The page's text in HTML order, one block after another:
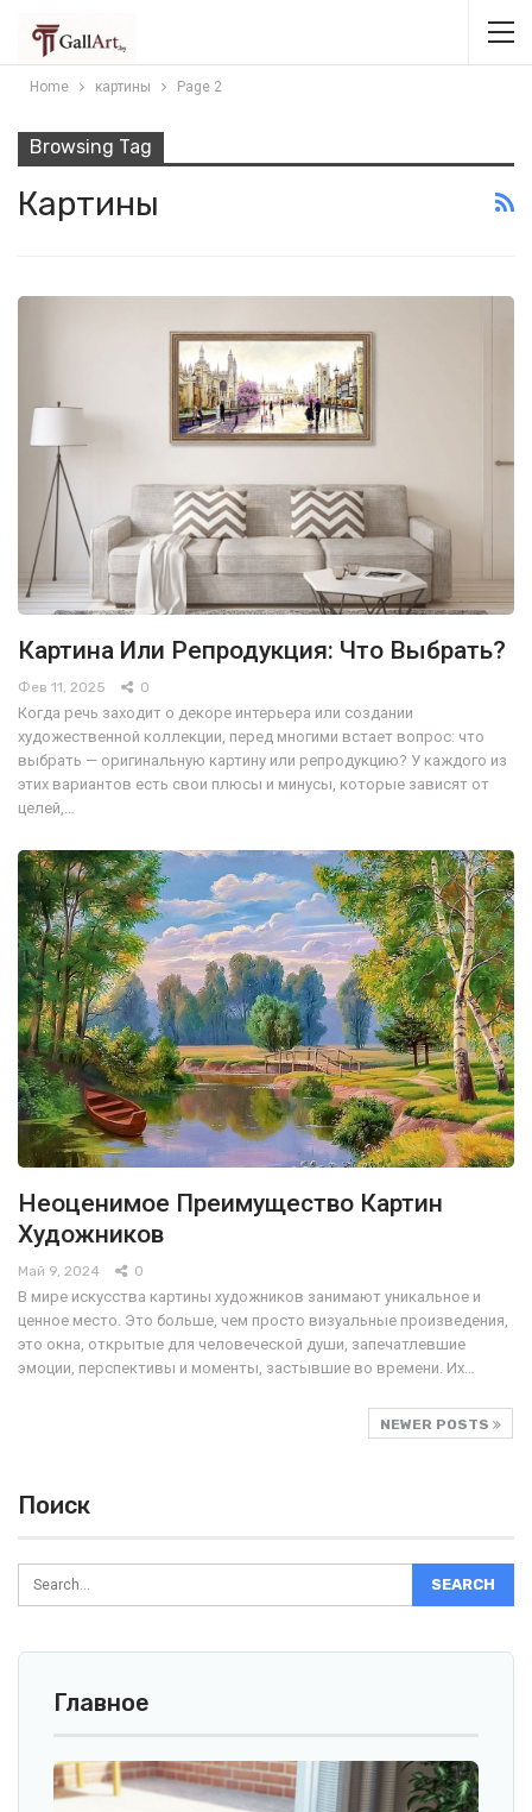
Home картины Page 2
Browsing Tag
Картины
Картина Или Репродукция: Что Выбрать?
Фев 11, 2025 0
Когда речь заходит о декоре интерьера или создании
художественной коллекции, перед многими встает вопрос: что
выбрать — оригинальную картину или репродукцию? У каждого из
этих вариантов есть свои плюсы и минусы, которые зависят от
целей,…
Неоценимое Преимущество Картин
Художников
Май 9, 2024 0
В мире искусства картины художников занимают уникальное и
ценное место. Это больше, чем просто визуальные произведения,
это окна, открытые для человеческой души, запечатлевшие
эмоции, перспективы и моменты, застывшие во времени. Их…
NEWER POSTS
Поиск
Главное